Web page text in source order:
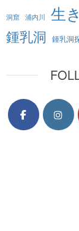
洞窟 浦内川 生
鍾乳洞 鍾乳洞